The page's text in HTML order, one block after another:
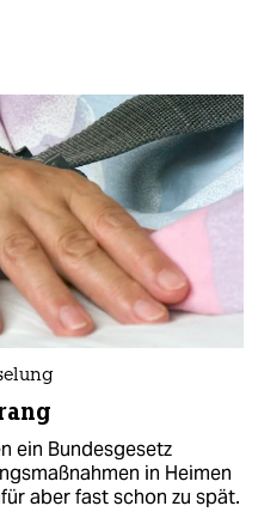
ein Bundesgesetz
in Heimen
aber fast schon zu spät.